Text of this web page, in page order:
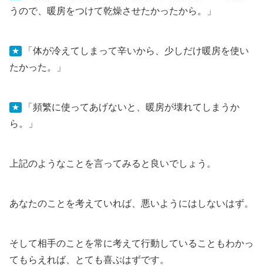
うので、暖房をつけて乾燥させたかったから。」
★
「体が冷えてしまって辛いから、少しだけ暖房を使い
たかった。」
★
「頻繁に使ってあげないと、暖房が壊れてしまうか
ら。」
上記のようなことを言ってみると良いでしょう。
あなたのことを考えていれば、悪いようにはしないはず。
そして相手のことを常に考えて行動していることもわかっ
てもらえれば、とても喜ぶはずです。